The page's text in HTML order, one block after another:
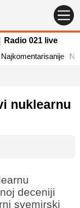
Radio 021 live
Najkomentarisanije
nuklearnu
deceniji
svemirski